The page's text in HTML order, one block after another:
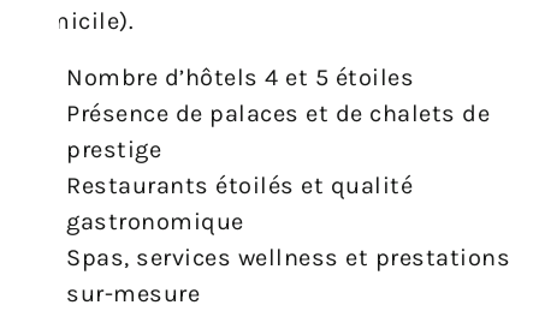
domicile).
Nombre d’hôtels 4 et 5 étoiles
Présence de palaces et de chalets de
prestige
Restaurants étoilés et qualité
gastronomique
Spas, services wellness et prestations
sur-mesure